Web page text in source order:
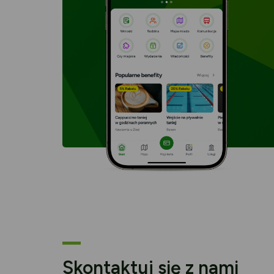
Skontaktuj się z nami